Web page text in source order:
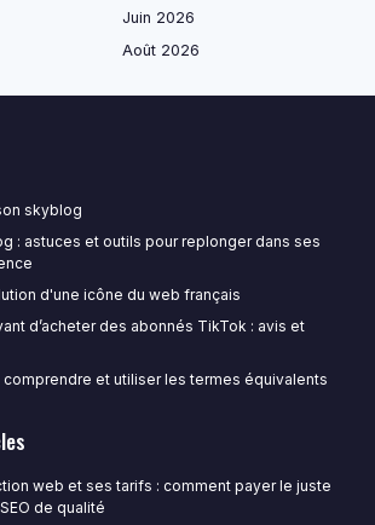
Juin 2026
Août 2026
skyblog
: astuces et outils pour replonger dans ses
d'une icône du web français
d’acheter des abonnés TikTok : avis et
comprendre et utiliser les termes équivalents
web et ses tarifs : comment payer le juste
de qualité